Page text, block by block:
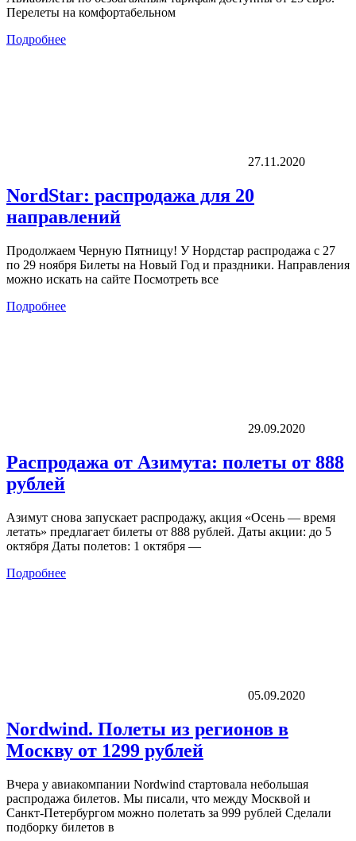
Перелеты на комфортабельном
Подробнее
27.11.2020
NordStar: распродажа для 20
направлений
Продолжаем Черную Пятницу! У Нордстар распродажа с 27
по 29 ноября Билеты на Новый Год и праздники. Направления
можно искать на сайте Посмотреть все
Подробнее
29.09.2020
Распродажа от Азимута: полеты от 888
рублей
Азимут снова запускает распродажу, акция «Осень — время
летать» предлагает билеты от 888 рублей. Даты акции: до 5
октября Даты полетов: 1 октября —
Подробнее
05.09.2020
Nordwind. Полеты из регионов в
Москву от 1299 рублей
Вчера у авиакомпании Nordwind стартовала небольшая
распродажа билетов. Мы писали, что между Москвой и
Санкт-Петербургом можно полетать за 999 рублей Сделали
подборку билетов в